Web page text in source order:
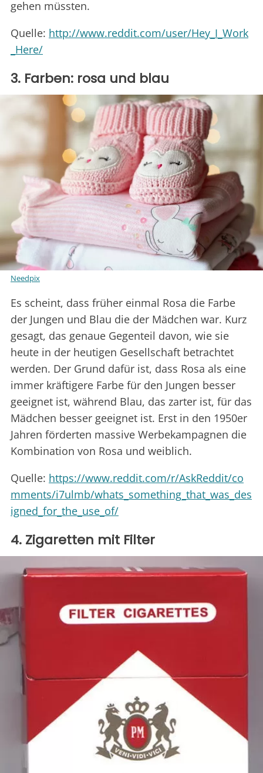
gehen müssten.
Quelle: http://www.reddit.com/user/Hey_I_Work
_Here/
3. Farben: rosa und blau
Needpix
Es scheint, dass früher einmal Rosa die Farbe
der Jungen und Blau die der Mädchen war. Kurz
gesagt, das genaue Gegenteil davon, wie sie
heute in der heutigen Gesellschaft betrachtet
werden. Der Grund dafür ist, dass Rosa als eine
immer kräftigere Farbe für den Jungen besser
geeignet ist, während Blau, das zarter ist, für das
Mädchen besser geeignet ist. Erst in den 1950er
Jahren förderten massive Werbekampagnen die
Kombination von Rosa und weiblich.
Quelle: https://www.reddit.com/r/AskReddit/co
mments/i7ulmb/whats_something_that_was_des
igned_for_the_use_of/
4. Zigaretten mit Filter